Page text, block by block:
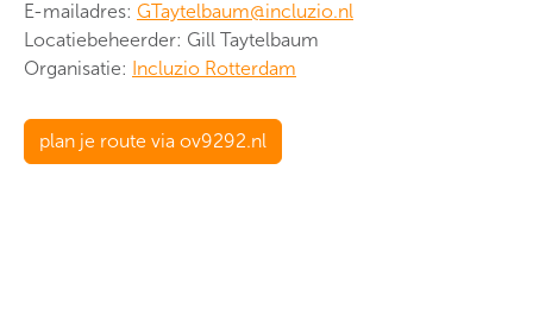
E-mailadres: GTaytelbaum@incluzio.nl
Locatiebeheerder: Gill Taytelbaum
Organisatie:
Incluzio Rotterdam
plan je route via ov9292.nl